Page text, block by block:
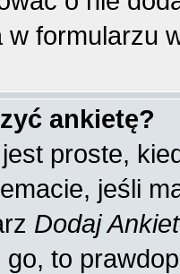
formularzu
ankietę?
proste,
jeśli
Dodaj
to